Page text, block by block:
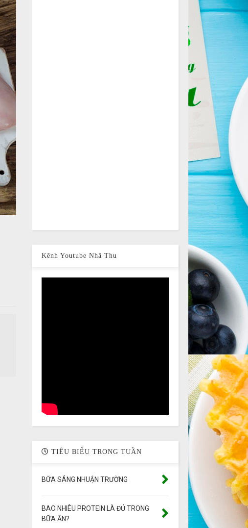
Kênh Youtube Nhã Thu
TIÊU BIỂU TRONG TUẦN
BỮA SÁNG NHUẬN TRƯỜNG
BAO NHIÊU PROTEIN LÀ ĐỦ TRONG
BỮA ĂN?